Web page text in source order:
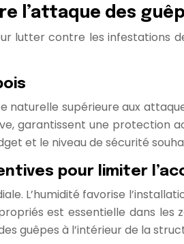
l’attaque des
lutter contre les infestations
supérieure aux
garantissent une protection
et le niveau de sécurité
pour limiter
L’humidité favorise
est essentielle dans
guêpes à l’intérieur de la